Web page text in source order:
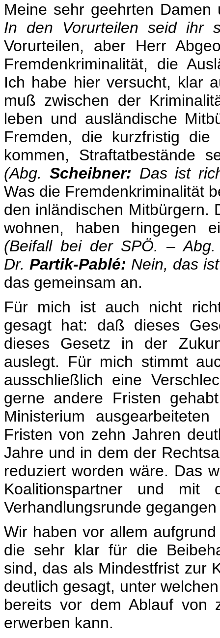
Meine sehr geehrten
In den Vorurteilen seid ihr
Vorurteilen, aber Herr
Fremdenkriminalität, die
Ich habe hier versucht, klar
muß zwischen der
leben und ausländische
Fremden, die kurzfristig die
kommen, Straftatbestände
(Abg. Scheibner: Das ist
Was die Fremdenkriminalität
den inländischen Mitbürgern.
wohnen, haben hingegen
(Beifall bei der SPÖ. –
Dr. Partik-Pablé: Nein, das
das gemeinsam an.
Für mich ist auch nicht
gesagt hat: daß dieses
dieses Gesetz in der
auslegt. Für mich stimmt
ausschließlich eine
gerne andere Fristen
Ministerium
Fristen von zehn Jahren
Jahre und in dem der
reduziert worden wäre. Das
Koalitionspartner und
Verhandlungsrunde
Wir haben vor allem
die sehr klar für die
sind, das als Mindestfrist zur
deutlich gesagt, unter
bereits vor dem Ablauf von
erwerben kann.